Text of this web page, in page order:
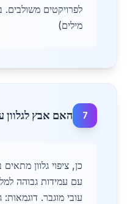
מילים)
7 האם אבץ לגלוון
כן, ציפוי גלוון
עם עמידות גבוהה